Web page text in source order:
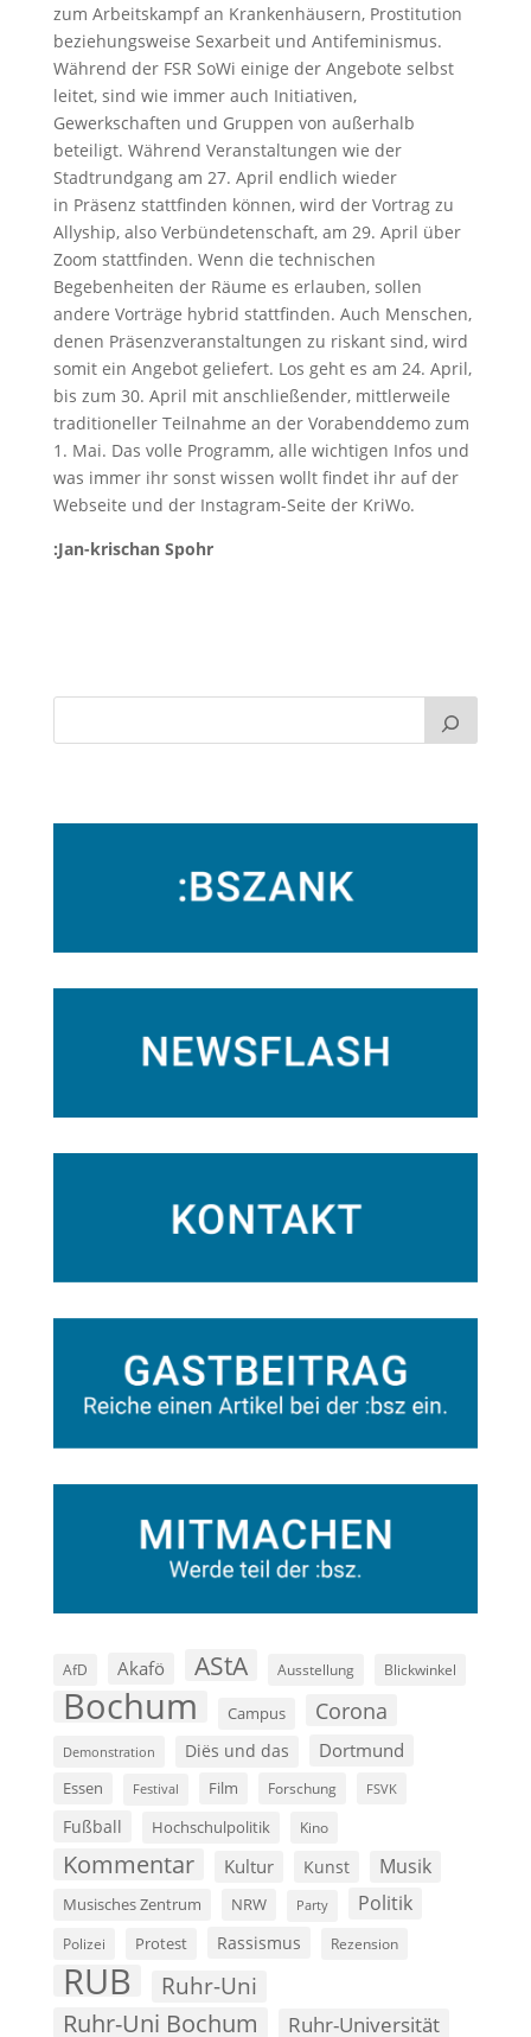
zum Arbeitskampf an Krankenhäusern, Prostitution
beziehungsweise Sexarbeit und Antifeminismus.
Während der FSR SoWi einige der Angebote selbst
leitet, sind wie immer auch Initiativen,
Gewerkschaften und Gruppen von außerhalb
beteiligt. Während Veranstaltungen wie der
Stadtrundgang am 27. April endlich wieder
in Präsenz stattfinden können, wird der Vortrag zu
Allyship, also Verbündetenschaft, am 29. April über
Zoom stattfinden. Wenn die technischen
Begebenheiten der Räume es erlauben, sollen
andere Vorträge hybrid stattfinden. Auch Menschen,
denen Präsenzveranstaltungen zu riskant sind, wird
somit ein Angebot geliefert. Los geht es am 24. April,
bis zum 30. April mit anschließender, mittlerweile
traditioneller Teilnahme an der Vorabenddemo zum
1. Mai. Das volle Programm, alle wichtigen Infos und
was immer ihr sonst wissen wollt findet ihr auf der
Webseite und der Instagram-Seite der KriWo.
:Jan-krischan Spohr
AfD Akafö AStA Ausstellung Blickwinkel
Bochum Campus Corona
Demonstration Diës und das Dortmund
Essen Festival Film Forschung FSVK
Fußball Hochschulpolitik Kino
Kommentar Kultur Kunst Musik
Musisches Zentrum NRW Party Politik
Polizei Protest Rassismus Rezension
RUB Ruhr-Uni
Ruhr-Uni Bochum Ruhr-Universität